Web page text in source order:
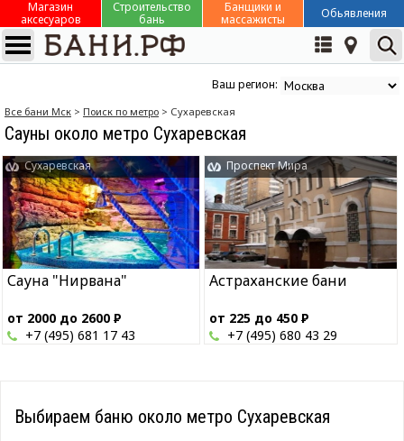
Магазин
аксесуаров
Строительство
бань
Банщики и
массажисты
Обьявления
Ваш регион:
Все бани Мск > Поиск по метро > Сухаревская
Сауны около метро Сухаревская
Сауна "Нирвана"
от 2000 до 2600 Р
Сухаревская
+7 (495) 681 17 43
Астраханские бани
от 225 до 450 Р
Проспект Мира
+7 (495) 680 43 29
Выбираем баню около метро Сухаревская